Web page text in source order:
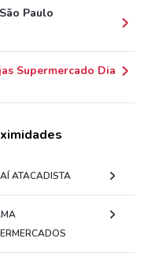
Paulo
Supermercado Dia
ATACADISTA